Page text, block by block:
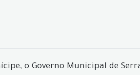
o Governo Municipal de